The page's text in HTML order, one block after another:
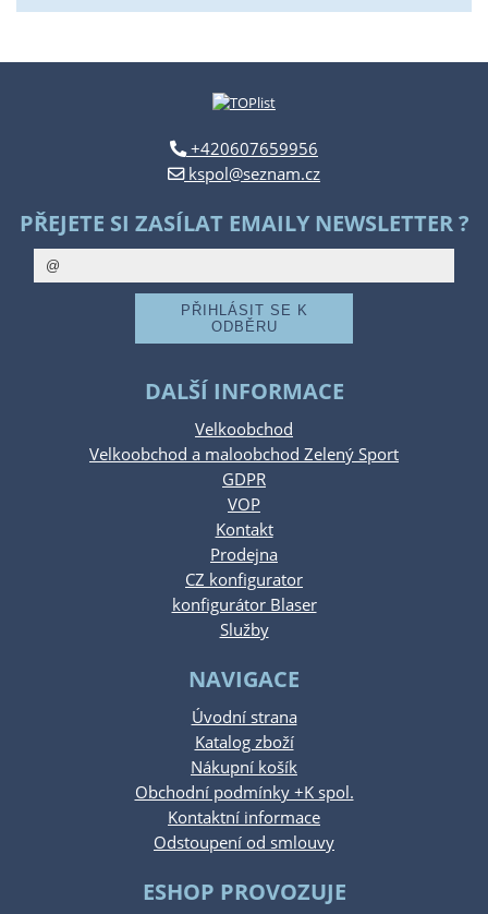
+420607659956
kspol@seznam.cz
PŘEJETE SI ZASÍLAT EMAILY NEWSLETTER ?
DALŠÍ INFORMACE
Velkoobchod
Velkoobchod a maloobchod Zelený Sport
GDPR
VOP
Kontakt
Prodejna
CZ konfigurator
konfigurátor Blaser
Služby
NAVIGACE
Úvodní strana
Katalog zboží
Nákupní košík
Obchodní podmínky +K spol.
Kontaktní informace
Odstoupení od smlouvy
ESHOP PROVOZUJE